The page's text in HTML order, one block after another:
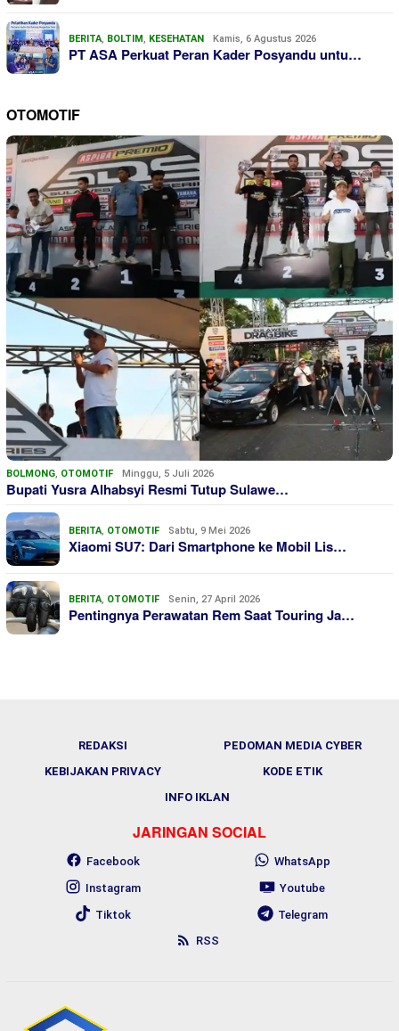
BERITA, BOLTIM, KESEHATAN Kamis, 6 Agustus 2026
PT ASA Perkuat Peran Kader Posyandu untu…
OTOMOTIF
BOLMONG, OTOMOTIF Minggu, 5 Juli 2026
Bupati Yusra Alhabsyi Resmi Tutup Sulawe…
BERITA, OTOMOTIF Sabtu, 9 Mei 2026
Xiaomi SU7: Dari Smartphone ke Mobil Lis…
BERITA, OTOMOTIF Senin, 27 April 2026
Pentingnya Perawatan Rem Saat Touring Ja…
REDAKSI
PEDOMAN MEDIA CYBER
KEBIJAKAN PRIVACY
KODE ETIK
INFO IKLAN
JARINGAN SOCIAL
Facebook
WhatsApp
Instagram
Youtube
Tiktok
Telegram
RSS